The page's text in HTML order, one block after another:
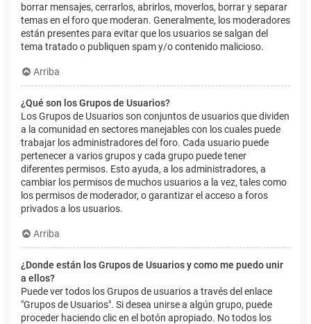
borrar mensajes, cerrarlos, abrirlos, moverlos, borrar y separar
temas en el foro que moderan. Generalmente, los moderadores
están presentes para evitar que los usuarios se salgan del
tema tratado o publiquen spam y/o contenido malicioso.
Arriba
¿Qué son los Grupos de Usuarios?
Los Grupos de Usuarios son conjuntos de usuarios que dividen
a la comunidad en sectores manejables con los cuales puede
trabajar los administradores del foro. Cada usuario puede
pertenecer a varios grupos y cada grupo puede tener
diferentes permisos. Esto ayuda, a los administradores, a
cambiar los permisos de muchos usuarios a la vez, tales como
los permisos de moderador, o garantizar el acceso a foros
privados a los usuarios.
Arriba
¿Donde están los Grupos de Usuarios y como me puedo unir
a ellos?
Puede ver todos los Grupos de usuarios a través del enlace
"Grupos de Usuarios". Si desea unirse a algún grupo, puede
proceder haciendo clic en el botón apropiado. No todos los